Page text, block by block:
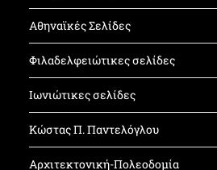
Αθηναϊκές Σελίδες
Φιλαδελφειώτικες σελίδες
Ιωνιώτικες σελίδες
Κώστας Π. Παντελόγλου
Αρχιτεκτονική-Πολεοδομία